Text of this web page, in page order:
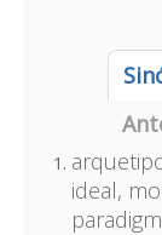
ideal,